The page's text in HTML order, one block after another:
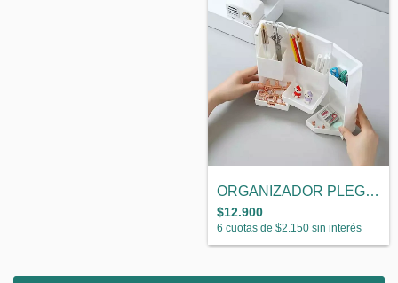
ORGANIZADOR PLEGABLE
$12.900
6 cuotas de $2.150 sin interés